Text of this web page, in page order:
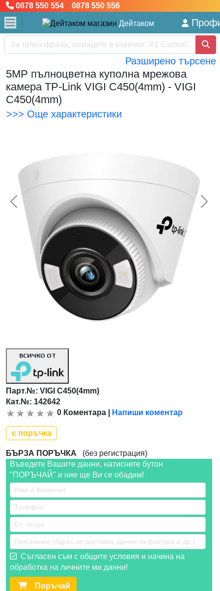
0878 550 554 0878 550 556
Дейтаком
Разширено търсене
5MP пълноцветна куполна мрежова
камера TP-Link VIGI C450(4mm) - VIGI
C450(4mm)
>>> Още характеристики
<< Предишна
ВСИЧКО ОТ
Парт.№:VIGI C450(4mm)
Кат.№: 142642
0 Коментара Напиши коментар
с поръчка
БЪРЗА ПОРЪЧКА (без регистрация)
Въведете Вашите данни, натиснете бутон
"ПОРЪЧАЙ" и ние ще Ви се обадим!
Съгласен съм с общите условия и начина на
обработка на личните ми данни!
Поръчай